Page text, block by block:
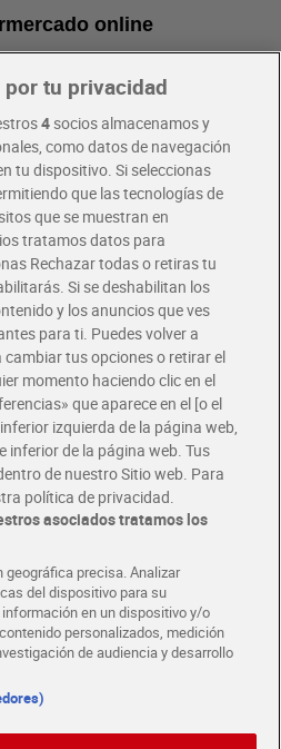
online
a 100€
Uber Eats
exclusivas.
y busca tu tienda más cercana
tus compras.
MEJOR CADA DIA
TU TIENDA DIA CORPORATE
tu privacidad
4socios almacenamos y
como datos de navegación
tu dispositivo. Si seleccionas
que las tecnologías de
que se muestran en
tratamos datos para
Rechazar todas o retiras tu
Si se deshabilitan los
y los anuncios que ves
para ti. Puedes volver a
cambiar tus opciones o retirar el
momento haciendo clic en el
que aparece en el [o el
izquierda de la página web,
inferior de la página web. Tus
de nuestro Sitio web. Para
política de privacidad.
asociados tratamos los
geográfica precisa. Analizar
del dispositivo para su
en un dispositivo y/o
personalizados, medición
de audiencia y desarrollo